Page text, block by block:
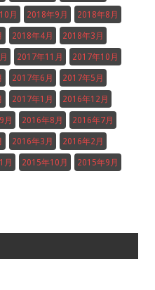
月 2018年9月 2018年8月
2018年4月 2018年3月
2017年11月 2017年10月
2017年6月 2017年5月
2017年1月 2016年12月
月 2016年8月 2016年7月
2016年3月 2016年2月
月 2015年10月 2015年9月